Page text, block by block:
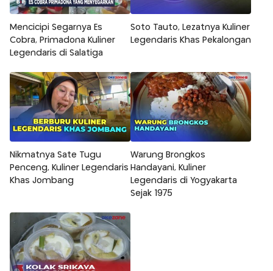
Mencicipi Segarnya Es
Cobra, Primadona Kuliner
Legendaris di Salatiga
Soto Tauto, Lezatnya Kuliner
Legendaris Khas Pekalongan
Nikmatnya Sate Tugu
Penceng, Kuliner Legendaris
Khas Jombang
Warung Brongkos
Handayani, Kuliner
Legendaris di Yogyakarta
Sejak 1975